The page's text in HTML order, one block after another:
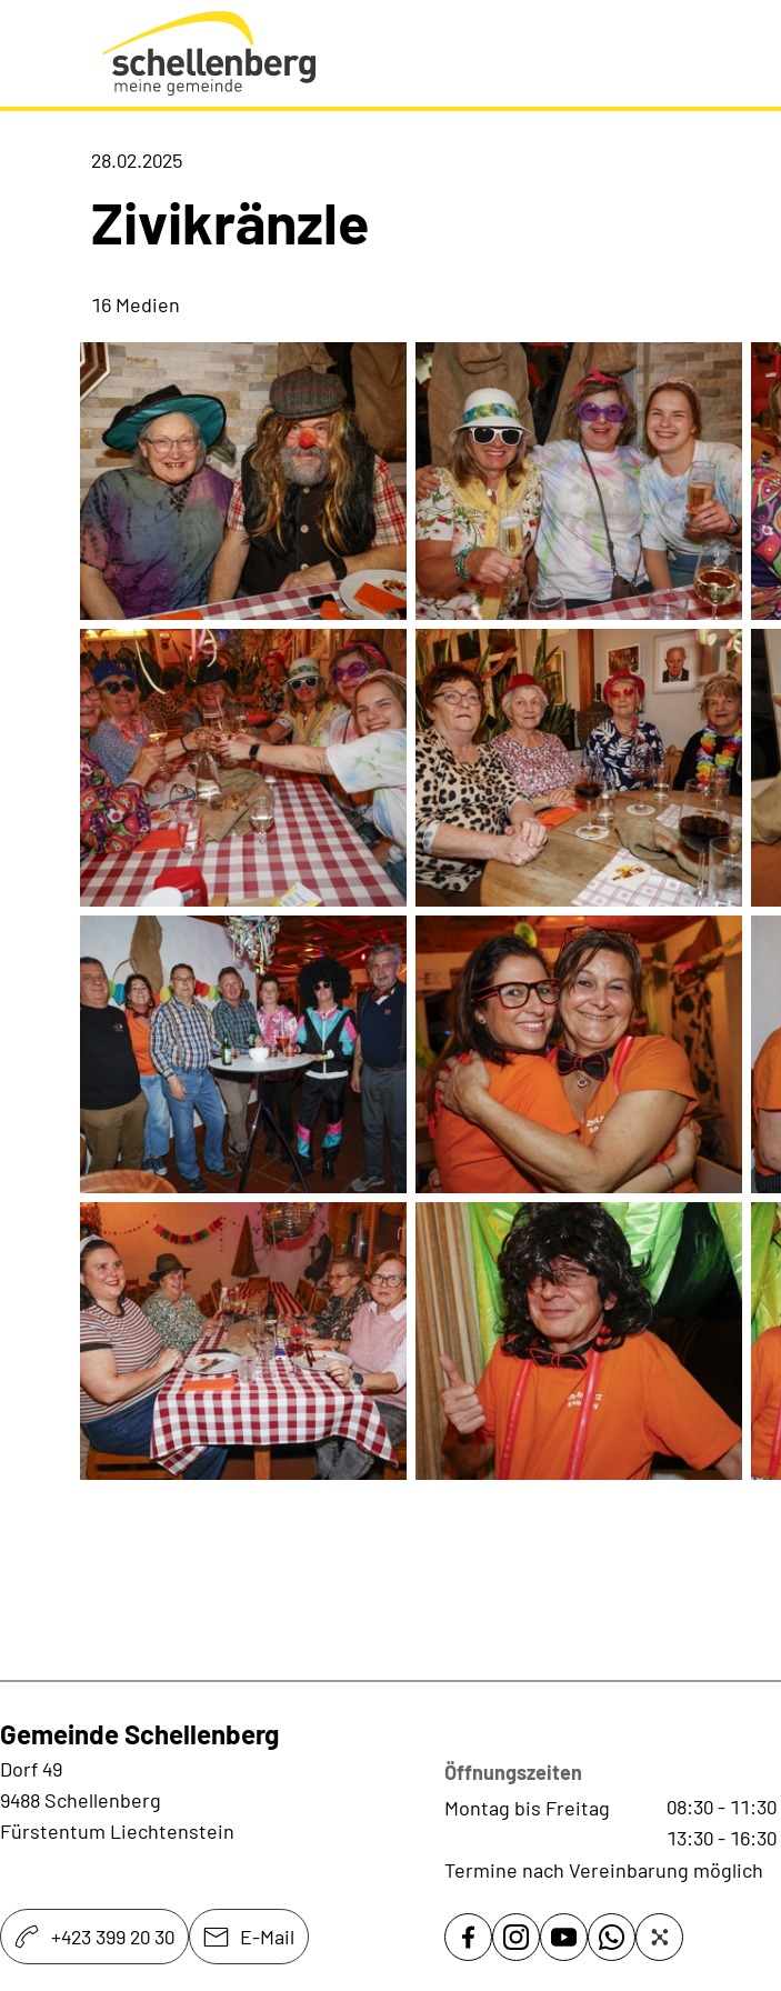
Gemeinde Schellenberg Startseite
28.02.2025
Zivikränzle
16 Medien
Gemeinde Schellenberg
Dorf 49
9488 Schellenberg
Fürstentum Liechtenstein
Öffnungszeiten
Montag bis Freitag
08:30- 11:30
13:30- 16:30
Termine nach Vereinbarung möglich
+423 399 20 30 E-Mail